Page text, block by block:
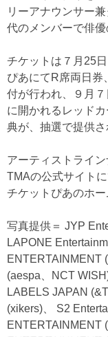
リーアナウンサー
代のメンバーで俳優
チケットは７月25
ぴあにてR席両日券
付が行われ、９月
に開かれるレッド
典が、抽選で提供さ
アーティストライ
TMAの公式サイト
チケットぴあのホー
写真提供＝ JYP
LAPONE
ENTERTAINMENT
(aespa、NCT
LABELS JAPAN
(xikers)、 S2
ENTERTAINMENT